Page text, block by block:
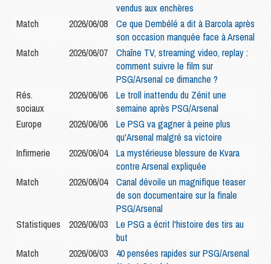
vendus aux enchères
Match
2026/06/08
Ce que Dembélé a dit à Barcola après
son occasion manquée face à Arsenal
Match
2026/06/07
Chaîne TV, streaming video, replay :
comment suivre le film sur
PSG/Arsenal ce dimanche ?
Rés.
sociaux
2026/06/06
Le troll inattendu du Zénit une
semaine après PSG/Arsenal
Europe
2026/06/06
Le PSG va gagner à peine plus
qu'Arsenal malgré sa victoire
Infirmerie
2026/06/04
La mystérieuse blessure de Kvara
contre Arsenal expliquée
Match
2026/06/04
Canal dévoile un magnifique teaser
de son documentaire sur la finale
PSG/Arsenal
Statistiques
2026/06/03
Le PSG a écrit l'histoire des tirs au
but
Match
2026/06/03
40 pensées rapides sur PSG/Arsenal